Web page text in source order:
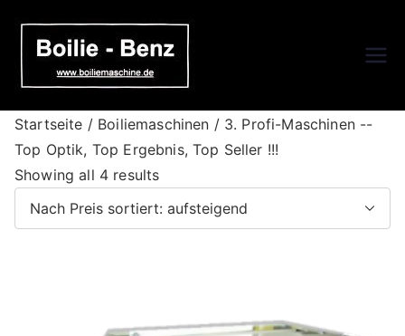
Inhalt
springen
Benz – DE
Startseite / Boiliemaschinen / 3. Profi-Maschinen --
Top Optik, Top Ergebnis, Top Seller !!!
Showing all 4 resultsS
r
b